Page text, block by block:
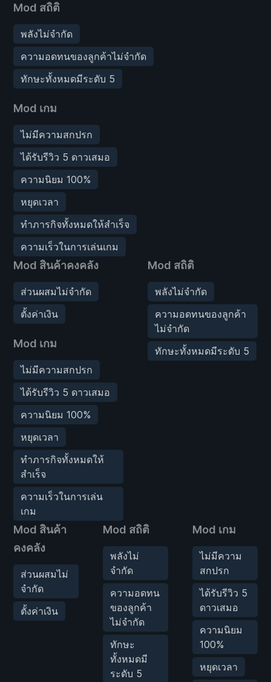
Mod สถิติ
พลังไม่จำกัด
ความอดทนของลูกค้าไม่จำกัด
ทักษะทั้งหมดมีระดับ 5
Mod เกม
ไม่มีความสกปรก
ได้รับรีวิว 5 ดาวเสมอ
ความนิยม 100%
หยุดเวลา
ทำภารกิจทั้งหมดให้สำเร็จ
ความเร็วในการเล่นเกม
Mod สินค้าคงคลัง
ส่วนผสมไม่จำกัด
ตั้งค่าเงิน
Mod เกม
ไม่มีความสกปรก
ได้รับรีวิว 5 ดาวเสมอ
ความนิยม 100%
หยุดเวลา
ทำภารกิจทั้งหมดให้
สำเร็จ
ความเร็วในการเล่น
เกม
Mod สถิติ
พลังไม่จำกัด
ความอดทนของลูกค้า
ไม่จำกัด
ทักษะทั้งหมดมีระดับ 5
Mod สินค้า
คงคลัง
ส่วนผสมไม่
จำกัด
ตั้งค่าเงิน
Mod สถิติ
พลังไม่
จำกัด
ความอดทน
ของลูกค้า
ไม่จำกัด
ทักษะ
ทั้งหมดมี
ระดับ 5
Mod เกม
ไม่มีความ
สกปรก
ได้รับรีวิว 5
ดาวเสมอ
ความนิยม
100%
หยุดเวลา